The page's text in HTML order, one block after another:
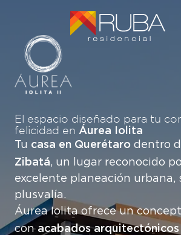
El espacio diseñado para tu
felicidad en Áurea Iolita
Tu casa en Querétaro dentro
Zibatá, un lugar reconocido
excelente planeación urbana,
plusvalía.
Áurea Iolita ofrece un
con acabados